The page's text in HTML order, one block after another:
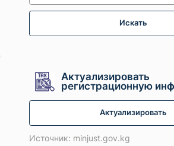
Искать
Актуализировать
регистрационную
Актуализировать
Источник: minjust.gov.kg